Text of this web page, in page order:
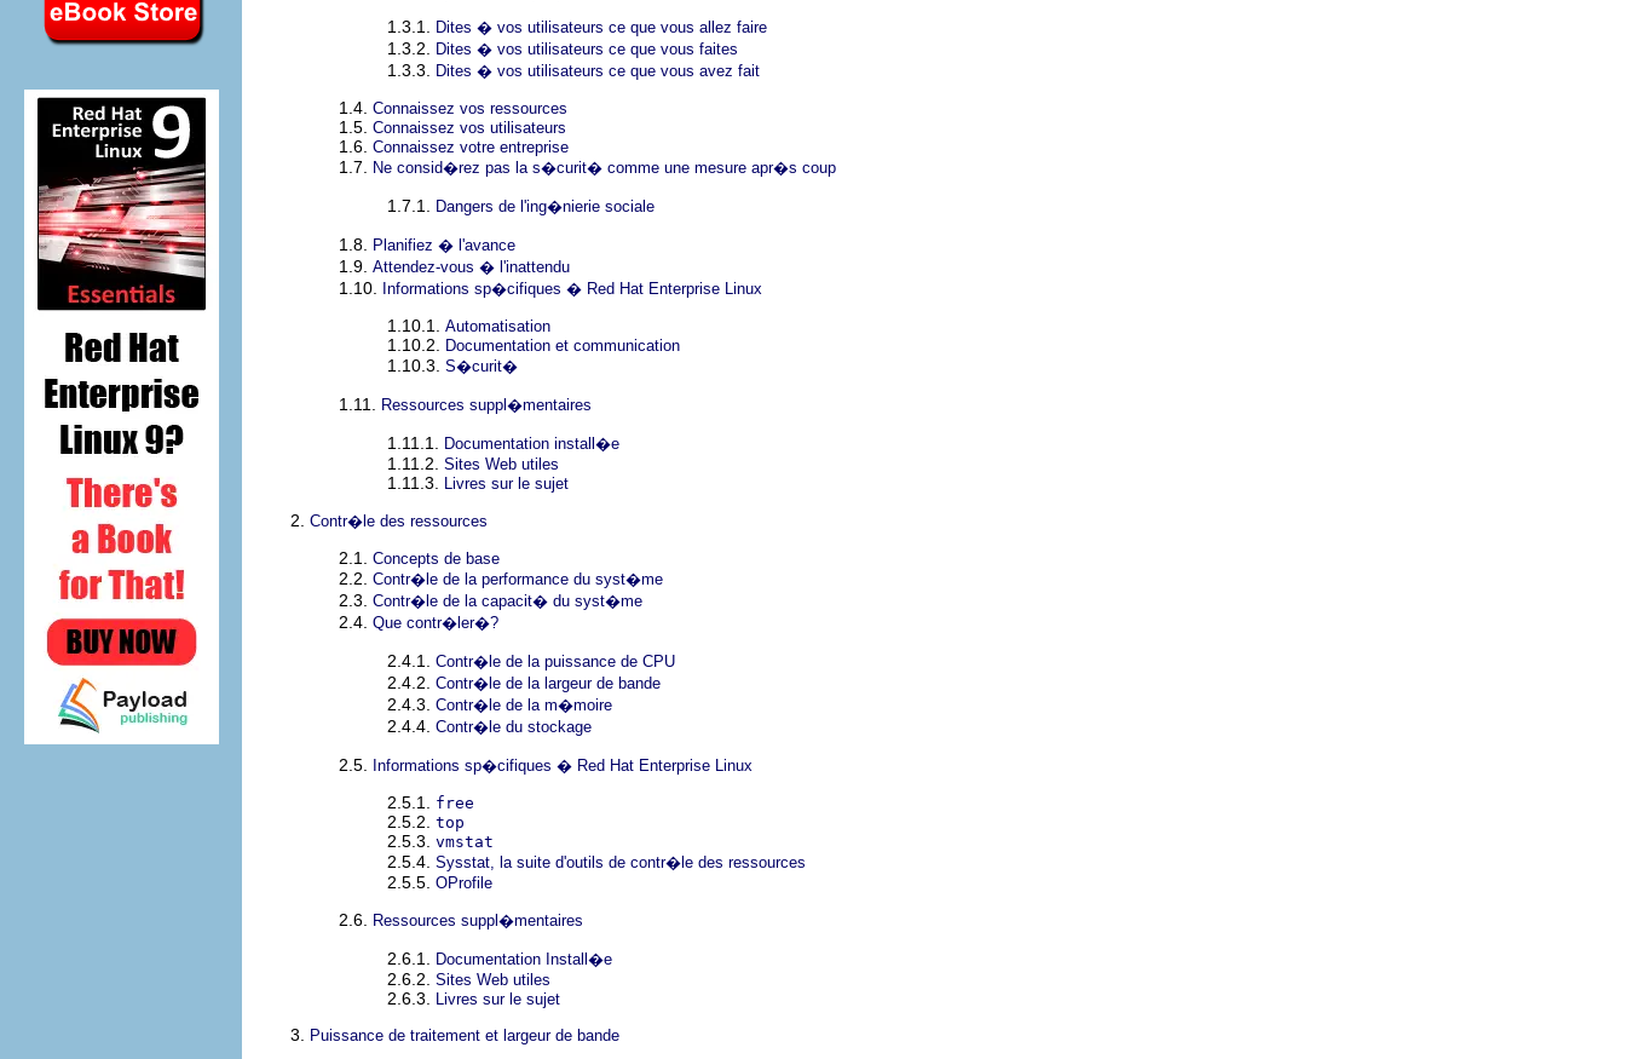
1.3.1. Dites � vos utilisateurs ce que vous allez faire
1.3.2. Dites � vos utilisateurs ce que vous faites
1.3.3. Dites � vos utilisateurs ce que vous avez fait
1.4. Connaissez vos ressources
1.5. Connaissez vos utilisateurs
1.6. Connaissez votre entreprise
1.7. Ne consid�rez pas la s�curit� comme une mesure apr�s coup
1.7.1. Dangers de l'ing�nierie sociale
1.8. Planifiez � l'avance
1.9. Attendez-vous � l'inattendu
1.10. Informations sp�cifiques � Red Hat Enterprise Linux
1.10.1. Automatisation
1.10.2. Documentation et communication
1.10.3. S�curit�
1.11. Ressources suppl�mentaires
1.11.1. Documentation install�e
1.11.2. Sites Web utiles
1.11.3. Livres sur le sujet
2. Contr�le des ressources
2.1. Concepts de base
2.2. Contr�le de la performance du syst�me
2.3. Contr�le de la capacit� du syst�me
2.4. Que contr�ler�?
2.4.1. Contr�le de la puissance de CPU
2.4.2. Contr�le de la largeur de bande
2.4.3. Contr�le de la m�moire
2.4.4. Contr�le du stockage
2.5. Informations sp�cifiques � Red Hat Enterprise Linux
2.5.1. free
2.5.2. top
2.5.3. vmstat
2.5.4. Sysstat, la suite d'outils de contr�le des ressources
2.5.5. OProfile
2.6. Ressources suppl�mentaires
2.6.1. Documentation Install�e
2.6.2. Sites Web utiles
2.6.3. Livres sur le sujet
3. Puissance de traitement et largeur de bande